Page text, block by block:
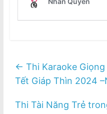
← Thi Karaoke
Tết Giáp Thìn 2024
Thi Tài Năng Trẻ